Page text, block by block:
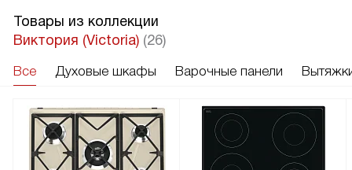
Товары из коллекции
Виктория (Victoria) (26)
Все Духовые шкафы Варочные панели